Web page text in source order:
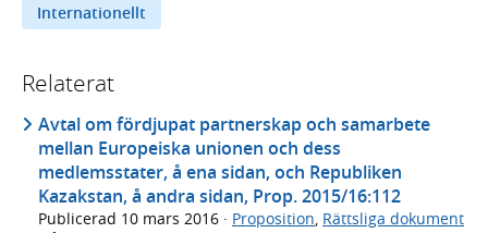
Internationellt
Relaterat
Avtal om fördjupat partnerskap och samarbete
mellan Europeiska unionen och dess
medlemsstater, å ena sidan, och Republiken
Kazakstan, å andra sidan, Prop. 2015/16:112
Publicerad 10 mars 2016 · Proposition, Rättsliga dokument